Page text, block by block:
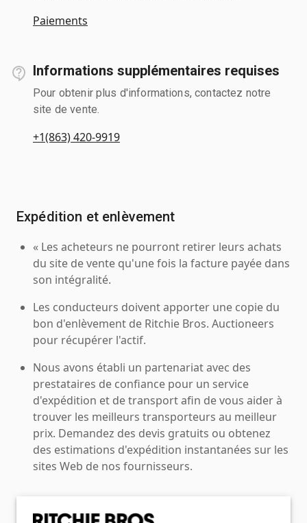
Paiements
Informations supplémentaires requises
Pour obtenir plus d'informations, contactez notre
site de vente.
+1(863) 420-9919
Expédition et enlèvement
« Les acheteurs ne pourront retirer leurs achats
du site de vente qu'une fois la facture payée dans
son intégralité.
Les conducteurs doivent apporter une copie du
bon d'enlèvement de Ritchie Bros. Auctioneers
pour récupérer l'actif.
Nous avons établi un partenariat avec des
prestataires de confiance pour un service
d'expédition et de transport afin de vous aider à
trouver les meilleurs transporteurs au meilleur
prix. Demandez des devis gratuits ou obtenez
des estimations d'expédition instantanées sur les
sites Web de nos fournisseurs.